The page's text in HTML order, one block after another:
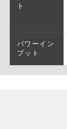
ト
パワーイン
プット